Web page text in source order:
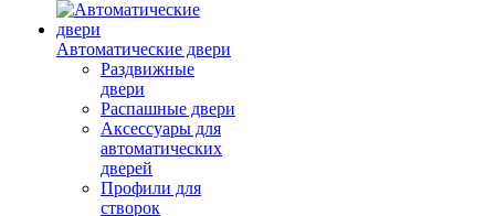
Автоматические двери
Раздвижные
двери
Распашные двери
Аксессуары для
автоматических
дверей
Профили для
створок